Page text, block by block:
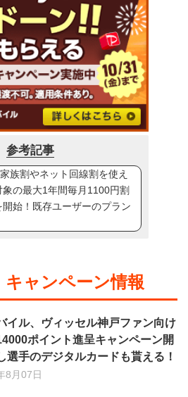
参考記事
族割やネット回線割を使え
の最大1年間毎月1100円割
始！既存ユーザーのプラン
キャンペーン情報
イル、ヴィッセル神戸ファン向け
ポイント進呈キャンペーン開
選手のデジタルカードも貰える！
8月07日